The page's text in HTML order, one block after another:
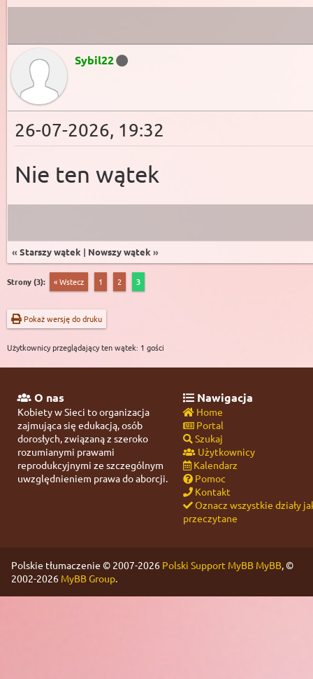
Sybil22
26-07-2026, 19:32
Nie ten wątek
« Starszy wątek | Nowszy wątek »
Strony (3): « Wstecz 1 2 3
Pokaż wersję do druku
Użytkownicy przeglądający ten wątek: 1 gości
O nas
Kobiety w Sieci to organizacja
zajmująca się edukacją, osób
dorosłych, związaną z szeroko
rozumianymi prawami
reprodukcyjnymi ze szczególnym
uwzględnieniem prawa do aborcji.
Nawigacja
Home
Portal
Szukaj
Użytkownicy
Kalendarz
Pomoc
Kontakt
Oznacz wszystkie działy
przeczytane
Polskie tłumaczenie © 2007-2026 Polski Support MyBB MyBB, ©
2002-2026 MyBB Group.